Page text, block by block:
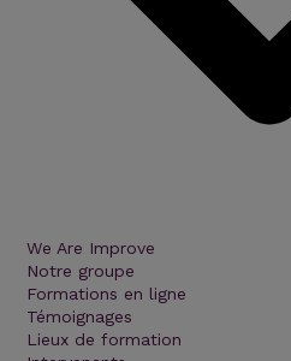
We Are Improve
Notre groupe
Formations en ligne
Témoignages
Lieux de formation